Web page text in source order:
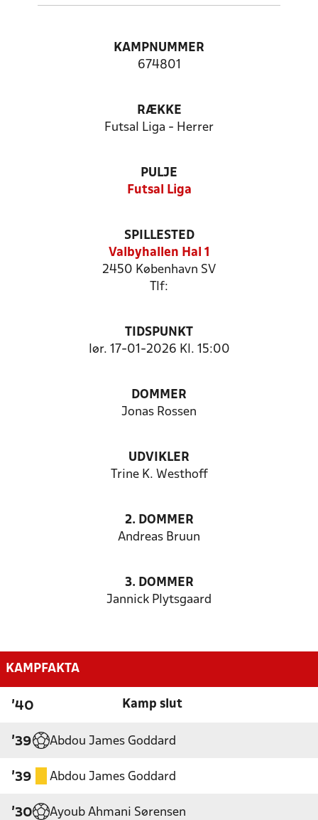
KAMPNUMMER
674801
RÆKKE
Futsal Liga - Herrer
PULJE
Futsal Liga
SPILLESTED
Valbyhallen Hal 1
2450 København SV
Tlf:
TIDSPUNKT
lør. 17-01-2026 Kl. 15:00
DOMMER
Jonas Rossen
UDVIKLER
Trine K. Westhoff
2. DOMMER
Andreas Bruun
3. DOMMER
Jannick Plytsgaard
KAMPFAKTA
'40 Kamp slut
'39 Abdou James Goddard
'39 Abdou James Goddard
'30 Ayoub Ahmani Sørensen